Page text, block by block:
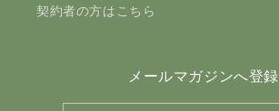
契約者の方はこちら
メールマガジンへ登録